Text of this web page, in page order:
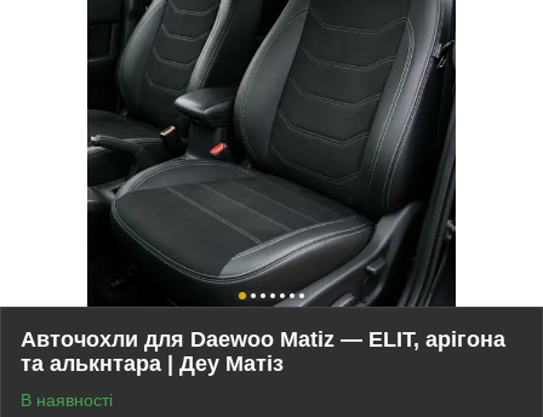
Авточохли для Daewoo Matiz — ELIT, арігона
та алькнтара | Деу Матіз
В наявності